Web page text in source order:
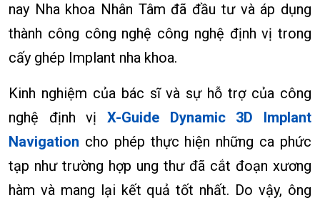
nay Nha khoa Nhân Tâm đã đầu tư và áp dụng
thành công công nghệ công nghệ định vị trong
cấy ghép Implant nha khoa.
Kinh nghiệm của bác sĩ và sự hỗ trợ của công
nghệ định vị X-Guide Dynamic 3D Implant
Navigation cho phép thực hiện những ca phức
tạp như trường hợp ung thư đã cắt đoạn xương
hàm và mang lại kết quả tốt nhất. Do vậy, ông